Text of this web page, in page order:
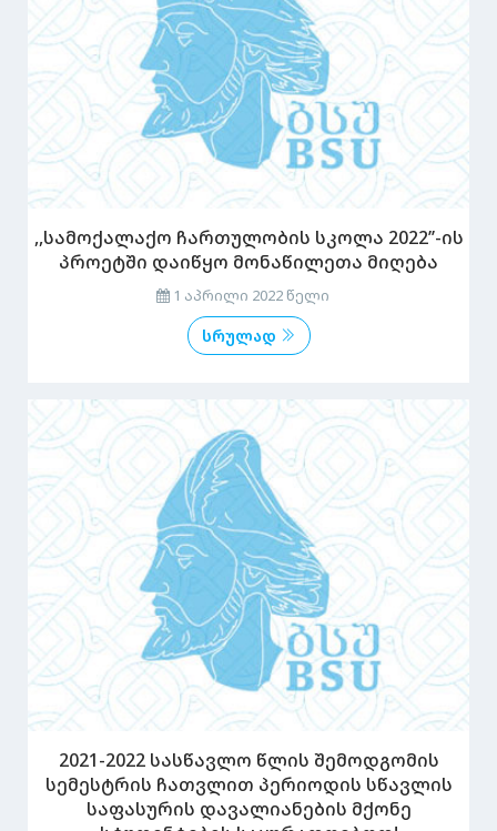
,,სამოქალაქო ჩართულობის სკოლა 2022’’-ის
პროეტში დაიწყო მონაწილეთა მიღება
1 აპრილი 2022 წელი
სრულად
2021-2022 სასწავლო წლის შემოდგომის
სემესტრის ჩათვლით პერიოდის სწავლის
საფასურის დავალიანების მქონე